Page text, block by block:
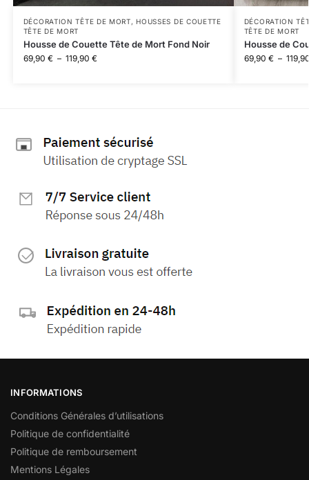
DÉCORATION TÊTE DE MORT,HOUSSES DE COUETTE
TÊTE DE MORT
Housse de Couette Tête de Mort Fond Noir
69,90 € – 119,90 €
DÉCORATION
TÊTE DE MORT
Housse de
69,90 € –
INFORMATIONS
Conditions Générales d’utilisations
Politique de confidentialité
Politique de remboursement
Mentions Légales